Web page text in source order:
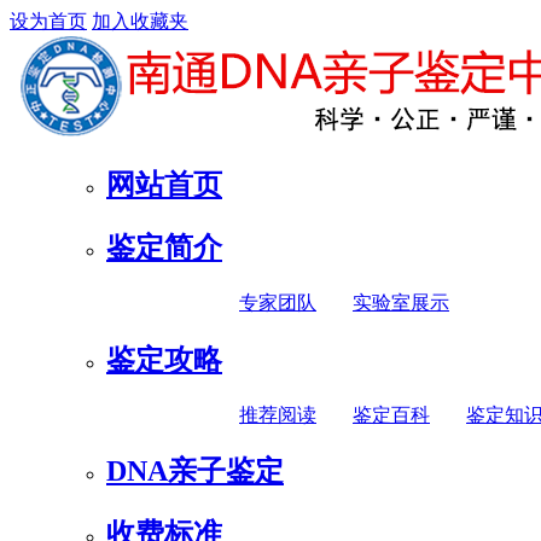
设为首页 加入收藏夹
网站首页
鉴定简介
专家团队 实验室展示
鉴定攻略
推荐阅读 鉴定百科 鉴定知
DNA亲子鉴定
收费标准